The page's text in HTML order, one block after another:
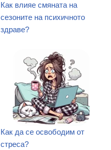
Как влияе смяната на
сезоните на психичното
здраве?
Как да се освободим от
стреса?